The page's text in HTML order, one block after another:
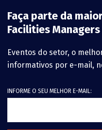
Faça parte da
Facilities
Eventos do setor, o
informativos por e-mail,
INFORME O SEU MELHOR E-MAIL: